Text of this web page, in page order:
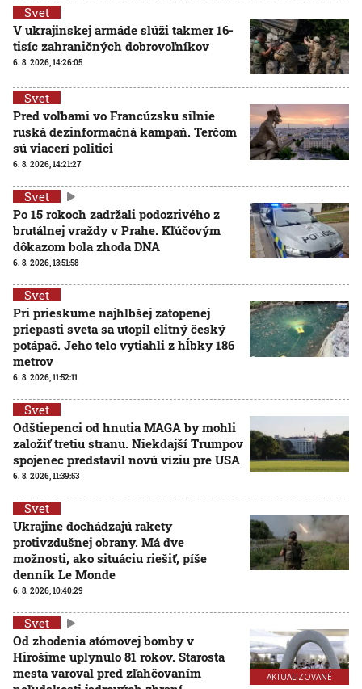
Svet
V ukrajinskej armáde slúži takmer 16-
tisíc zahraničných dobrovoľníkov
6. 8. 2026, 14:26:05
Svet
Pred voľbami vo Francúzsku silnie
ruská dezinformačná kampaň. Terčom
sú viacerí politici
6. 8. 2026, 14:21:27
Svet
Po 15 rokoch zadržali podozrivého z
brutálnej vraždy v Prahe. Kľúčovým
dôkazom bola zhoda DNA
6. 8. 2026, 13:51:58
Svet
Pri prieskume najhlbšej zatopenej
priepasti sveta sa utopil elitný český
potápač. Jeho telo vytiahli z hĺbky 186
metrov
6. 8. 2026, 11:52:11
Svet
Odštiepenci od hnutia MAGA by mohli
založiť tretiu stranu. Niekdajší Trumpov
spojenec predstavil novú víziu pre USA
6. 8. 2026, 11:39:53
Svet
Ukrajine dochádzajú rakety
protivzdušnej obrany. Má dve
možnosti, ako situáciu riešiť, píše
denník Le Monde
6. 8. 2026, 10:40:29
AKTUALIZOVANÉ
Svet
Od zhodenia atómovej bomby v
Hirošime uplynulo 81 rokov. Starosta
mesta varoval pred zľahčovaním